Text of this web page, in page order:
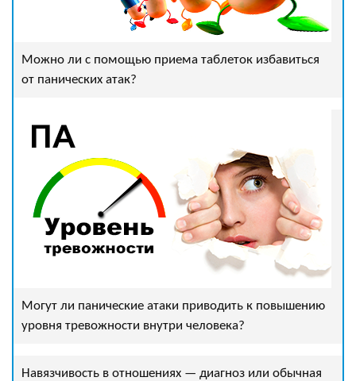
Можно ли с помощью приема таблеток избавиться
от панических атак?
Могут ли панические атаки приводить к повышению
уровня тревожности внутри человека?
Навязчивость в отношениях — диагноз или обычная